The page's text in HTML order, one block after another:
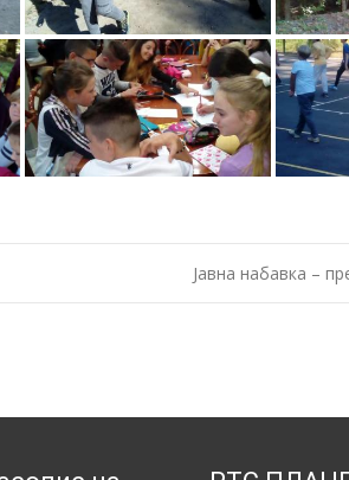
Јавна набавка –